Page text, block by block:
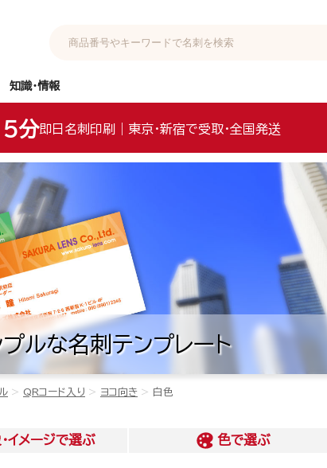
知識・情報
分即日名刺印刷｜東京・新宿で受取・全国発送
ルな名刺テンプレート
QRコード入り ヨコ向き 白色
イメージで選ぶ 色で選ぶ